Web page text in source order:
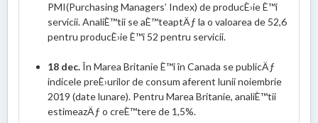
PMI(Purchasing Managers’ Index) de producÈ›ie È™i
servicii. AnaliÈ™tii se aÈ™teaptÄƒ la o valoarea de 52,6
pentru producÈ›ie È™i 52 pentru servicii.
18 dec.În Marea Britanie È™i în Canada se publicÄƒ
indicele preÈ›urilor de consum aferent lunii noiembrie
2019 (date lunare). Pentru Marea Britanie, analiÈ™tii
estimeazÄƒ o creÈ™tere de 1,5%.